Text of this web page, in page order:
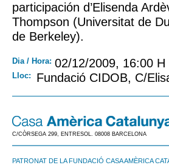
participación d’Elisenda
Thompson (Universitat de
de Berkeley).
Dia / Hora: 02/12/2009, 16:00 H
Lloc: Fundació CIDOB, C/
C/CÒRSEGA 299, ENTRESOL. 08008 BARCELONA
PATRONAT DE LA FUNDACIÓ CASA AMÈRICA